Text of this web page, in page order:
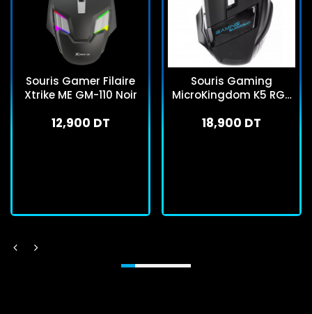
Souris Gamer Filaire
Xtrike ME GM-110 Noir
12,900 DT
Souris Gaming
MicroKingdom K5 RGB
18,900 DT